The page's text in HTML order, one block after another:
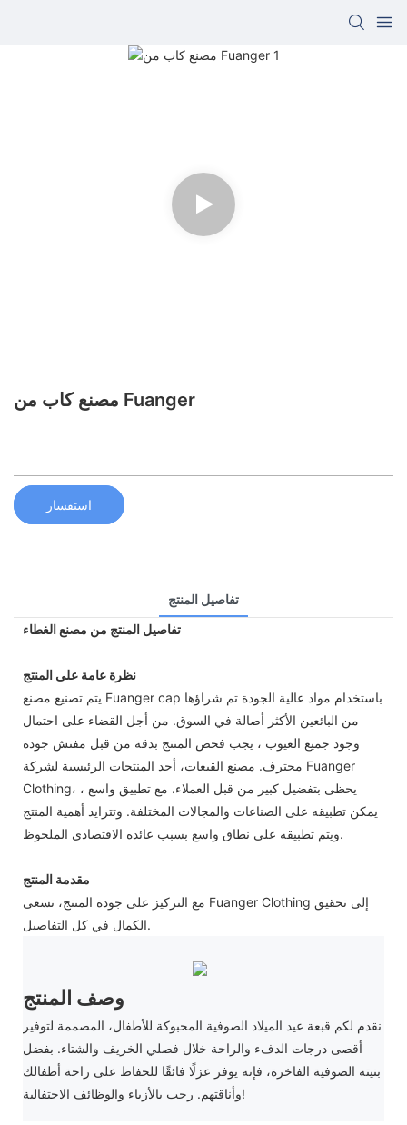
مصنع كاب من Fuanger
استفسار
تفاصيل المنتج
تفاصيل المنتج من مصنع الغطاء
نظرة عامة على المنتج
يتم تصنيع مصنع Fuanger cap باستخدام مواد عالية الجودة تم شراؤها
من البائعين الأكثر أصالة في السوق. من أجل القضاء على احتمال
وجود جميع العيوب ، يجب فحص المنتج بدقة من قبل مفتش جودة
محترف. مصنع القبعات، أحد المنتجات الرئيسية لشركة Fuanger
Clothing، يحظى بتفضيل كبير من قبل العملاء. مع تطبيق واسع ،
يمكن تطبيقه على الصناعات والمجالات المختلفة. وتتزايد أهمية المنتج
ويتم تطبيقه على نطاق واسع بسبب عائده الاقتصادي الملحوظ.
مقدمة المنتج
مع التركيز على جودة المنتج، تسعى Fuanger Clothing إلى تحقيق
الكمال في كل التفاصيل.
وصف المنتج
نقدم لكم قبعة عيد الميلاد الصوفية المحبوكة للأطفال، المصممة لتوفير
أقصى درجات الدفء والراحة خلال فصلي الخريف والشتاء. بفضل
بنيته الصوفية الفاخرة، فإنه يوفر عزلًا فائقًا للحفاظ على راحة أطفالك
وأناقتهم. رحب بالأزياء والوظائف الاحتفالية!